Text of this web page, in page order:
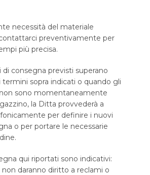
necessità del materiale
preventivamente per
più precisa.
consegna previsti superano
sopra indicati o quando gli
sono momentaneamente
la Ditta provvederà a
per definire i nuovi
o per portare le necessarie
qui riportati sono indicativi:
daranno diritto a reclami o